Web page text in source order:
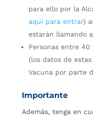
para ello por la
aquí para entrar)
estarán llamando
Personas entre 40
(los datos de
Vacuna por parte
Importante
Además, tenga en